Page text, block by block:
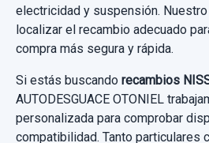
Ref: 658218
25,00 €
Sin IVA, gastos de envío no
Consultar por
electricidad y suspensión.
localizar el recambio adecuado
compra más segura y rápida.
Si estás buscando recambios
AUTODESGUACE OTONIEL
personalizada para comprobar
compatibilidad. Tanto particulares